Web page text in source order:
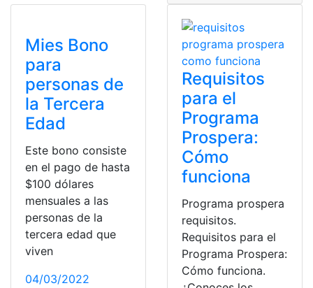
Mies Bono
para
personas de
la Tercera
Edad
Este bono consiste
en el pago de hasta
$100 dólares
mensuales a las
personas de la
tercera edad que
viven
04/03/2022
Requisitos
para el
Programa
Prospera:
Cómo
funciona
Programa prospera
requisitos.
Requisitos para el
Programa Prospera:
Cómo funciona.